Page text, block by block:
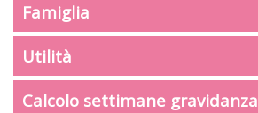
Famiglia
Utilità
Calcolo settimane gravidanza